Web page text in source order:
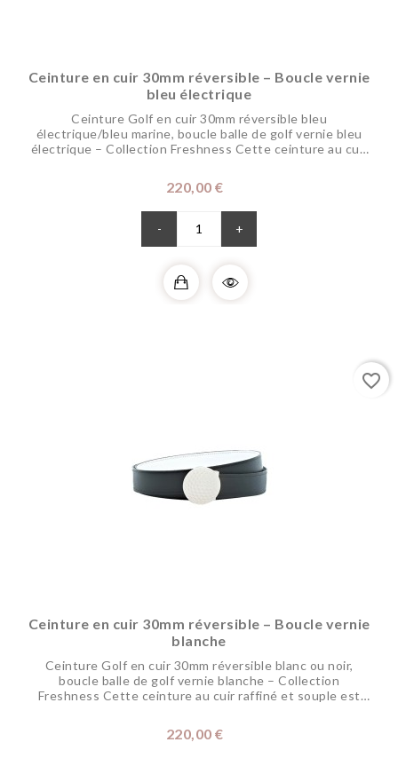
Ceinture en cuir 30mm réversible – Boucle vernie
bleu électrique
Ceinture Golf en cuir 30mm réversible bleu
électrique/bleu marine, boucle balle de golf vernie bleu
électrique – Collection Freshness Cette ceinture au cuir
différents coloris pour dynamiser vos tenues, représente
votre passion pour le golf. Elle...
220,00 €
- +
Ceinture en cuir 30mm réversible – Boucle vernie
blanche
Ceinture Golf en cuir 30mm réversible blanc ou noir,
boucle balle de golf vernie blanche – Collection
Freshness Cette ceinture au cuir raffiné et souple est
dynamiser vos tenues, représente votre passion pour le
220,00 €
favorite_border